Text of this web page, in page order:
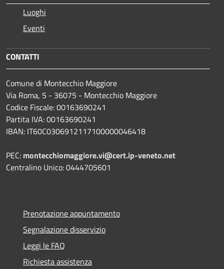
Luoghi
Eventi
CONTATTI
Comune di Montecchio Maggiore
Via Roma, 5 - 36075 - Montecchio Maggiore
Codice Fiscale: 00163690241
Partita IVA: 00163690241
IBAN: IT60C0306912117100000046418
PEC: montecchiomaggiore.vi@cert.ip-veneto.net
Centralino Unico: 0444705601
Prenotazione appuntamento
Segnalazione disservizio
Leggi le FAQ
Richiesta assistenza